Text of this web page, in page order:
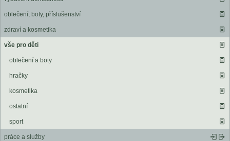
oblečení, boty, příslušenství
zdraví a kosmetika
vše pro děti
oblečení a boty
hračky
kosmetika
ostatní
sport
práce a služby